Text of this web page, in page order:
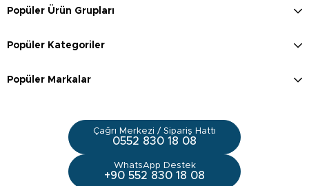
Popüler Ürün Grupları
Popüler Kategoriler
Popüler Markalar
Çağrı Merkezi / Sipariş Hattı
0552 830 18 08
WhatsApp Destek
+90 552 830 18 08